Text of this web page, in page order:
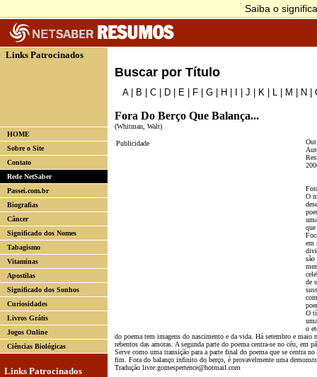
Links Patrocinados
HOME
Sobre o Site
Contato
Rede NetSaber
Passei.com.br
Biografias
Câncer
Significado dos Nomes
Tabagismo
Vitaminas
Apostilas
Significado dos Sonhos
Curiosidades
Livros Grátis
Jogos Online
Ciências Biológicas
Links Patrocinados
Buscar por Título
A| B C D E F G H J K L M N
Fora Do Berço Que Balança...
(Whitman, Walt)
Publicidade
O
em
são
de
O
o
do poema tem imagens do nascimento e da vida. Há setembro e maio
rebentos das amoras. A segunda parte do poema centra-se no céu, em
Serve como uma transição para a parte final do poema que se centra
fim. Fora do balanço infinito do berço, é provavelmente uma
Tradução livre:gomespertence@hotmail.com